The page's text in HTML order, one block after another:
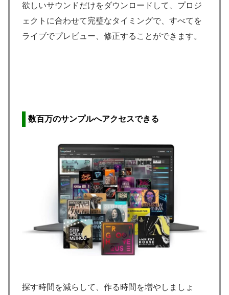
欲しいサウンドだけをダウンロードして、プロジ
ェクトに合わせて完璧なタイミングで、すべてを
ライブでプレビュー、修正することができます。
​数百万のサンプルへアクセスできる
探す時間を減らして、作る時間を増やしましょ